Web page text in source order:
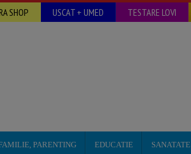
SHOP USCAT + UMED TESTARE LOVI
PARENTING EDUCATIE SANATATE